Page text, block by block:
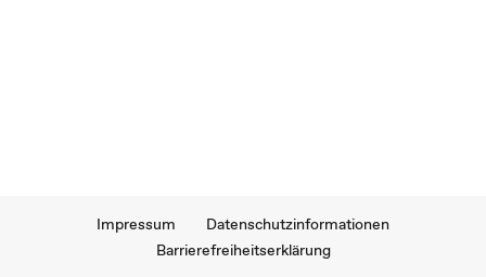
Impressum
Datenschutzinformationen
Barrierefreiheitserklärung